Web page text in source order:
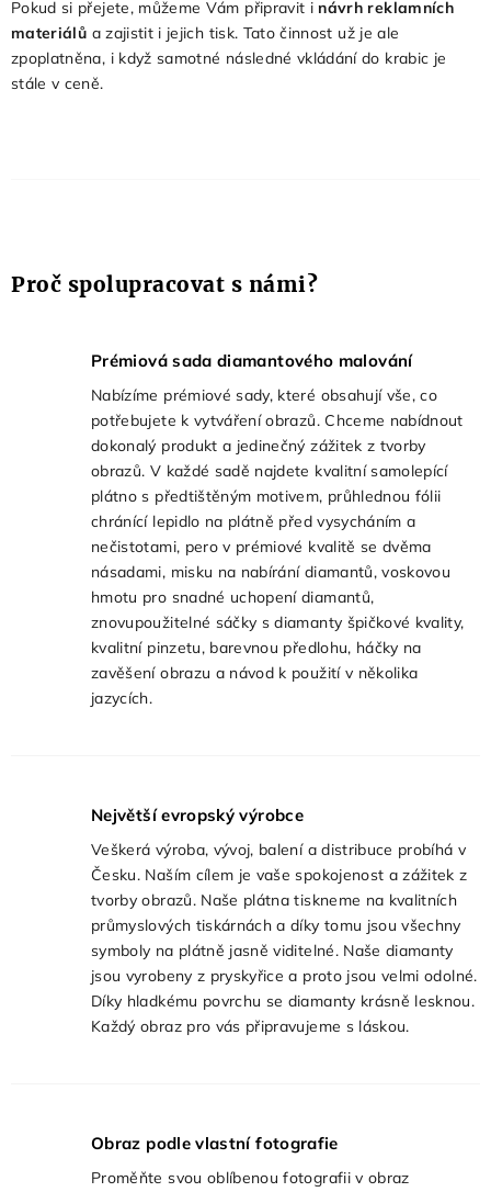
Pokud si přejete, můžeme Vám připravit inávrh reklamních
materiálů a zajistit i jejich tisk. Tato činnost už je ale
zpoplatněna, i když samotné následné vkládání do krabic je
stále v ceně.
Proč spolupracovat s námi?
Prémiová sada diamantového malování
Nabízíme prémiové sady, které obsahují vše, co
potřebujete k vytváření obrazů. Chceme nabídnout
dokonalý produkt a jedinečný zážitek z tvorby
obrazů. V každé sadě najdete kvalitní samolepící
plátno s předtištěným motivem, průhlednou fólii
chránící lepidlo na plátně před vysycháním a
nečistotami, pero v prémiové kvalitě se dvěma
násadami, misku na nabírání diamantů, voskovou
hmotu pro snadné uchopení diamantů,
znovupoužitelné sáčky s diamanty špičkové kvality,
kvalitní pinzetu, barevnou předlohu, háčky na
zavěšení obrazu a návod k použití v několika
jazycích.
Největší evropský výrobce
Veškerá výroba, vývoj, balení a distribuce probíhá v
Česku. Naším cílem je vaše spokojenost a zážitek z
tvorby obrazů. Naše plátna tiskneme na kvalitních
průmyslových tiskárnách a díky tomu jsou všechny
symboly na plátně jasně viditelné. Naše diamanty
jsou vyrobeny z pryskyřice a proto jsou velmi odolné.
Díky hladkému povrchu se diamanty krásně lesknou.
Každý obraz pro vás připravujeme s láskou.
Obraz podle vlastní fotografie
Proměňte svou oblíbenou fotografii v obraz